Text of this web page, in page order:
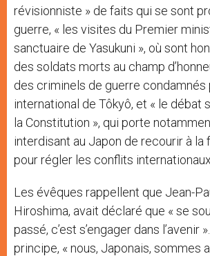
révisionniste » de faits qui se sont
guerre, « les visites du Premier
sanctuaire de Yasukuni », où sont
des soldats morts au champ
des criminels de guerre condamnés
international de Tôkyô, et « le débat
la Constitution », qui porte
interdisant au Japon de recourir à la
pour régler les conflits internationaux.
Les évêques rappellent que Jean-
Hiroshima, avait déclaré que « se
passé, c’est s’engager dans l’avenir
principe, « nous, Japonais, sommes